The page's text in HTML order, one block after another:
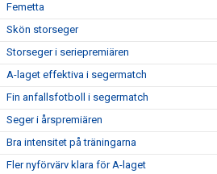
Femetta
Skön storseger
Storseger i seriepremiären
A-laget effektiva i segermatch
Fin anfallsfotboll i segermatch
Seger i årspremiären
Bra intensitet på träningarna
Fler nyförvärv klara för A-laget